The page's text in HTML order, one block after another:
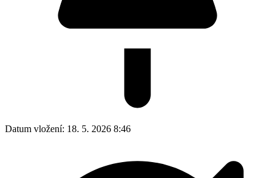
Datum vložení: 18. 5. 2026 8:46